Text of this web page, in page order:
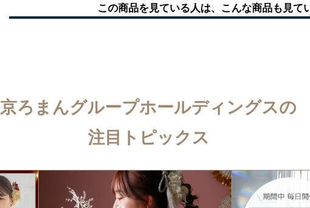
この商品を見ている人は、こんな商品も見て
京ろまんグループホールディングスの
注目トピックス